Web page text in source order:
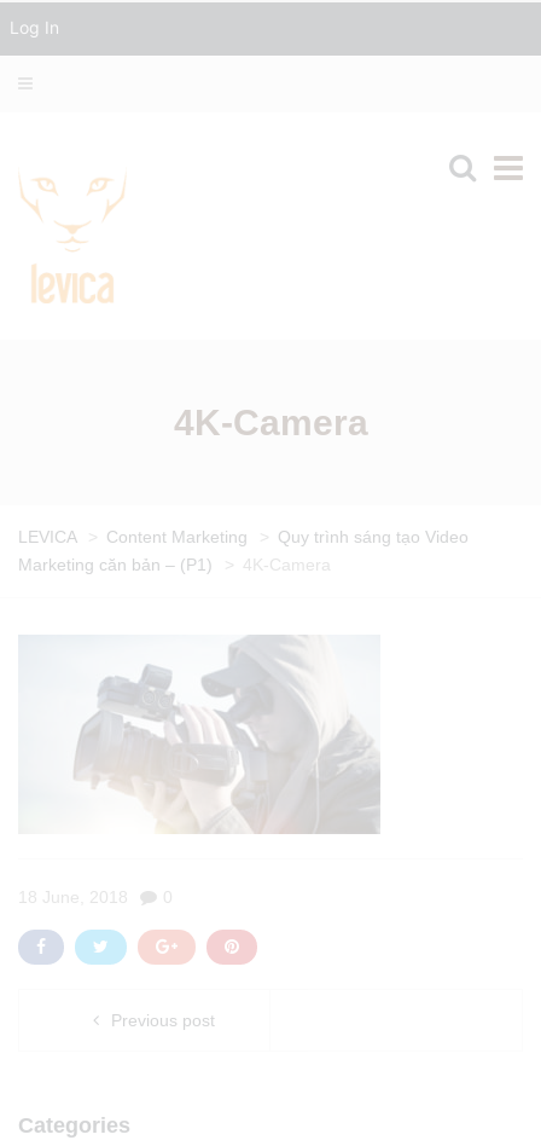
4K-Camera
LEVICA > Content Marketing >
Quy trình sáng tạo Video
Marketing căn bản – (P1)
> 4K-Camera
18 June, 2018 0
Previous post
Categories
Log In